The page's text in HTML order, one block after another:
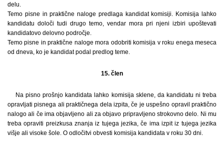
delu.
Temo pisne in praktične naloge predlaga kandidat komisiji. Komisija lahko
kandidatu določi tudi drugo temo, vendar mora pri njeni izbiri upoštevati
kandidatovo delovno področje.
Temo pisne in praktične naloge mora odobriti komisija v roku enega meseca
od dneva, ko je kandidat podal predlog teme.
15. člen
Na pisno prošnjo kandidata lahko komisija sklene, da kandidatu ni treba
opravljati pisnega ali praktičnega dela izpita, če je uspešno opravil praktično
nalogo ali če ima objavljeno ali za objavo pripravljeno strokovno delo. Ni mu
treba opraviti preizkusa znanja iz tujega jezika, če ima izpit iz tujega jezika
višje ali visoke šole. O odločitvi obvesti komisija kandidata v roku 30 dni.